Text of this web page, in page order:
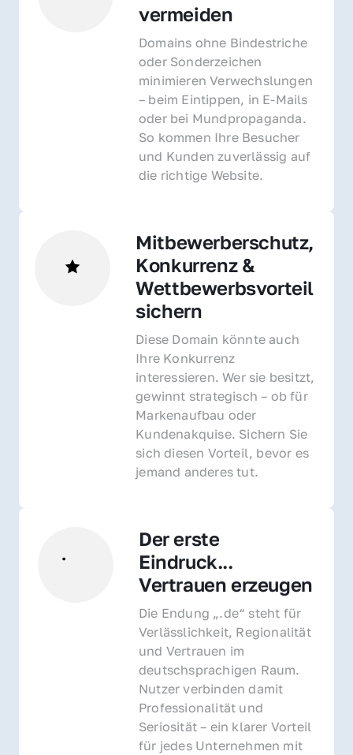
vermeiden
Domains ohne Bindestriche
oder Sonderzeichen
minimieren Verwechslungen
– beim Eintippen, in E-Mails
oder bei Mundpropaganda.
So kommen Ihre Besucher
und Kunden zuverlässig auf
die richtige Website.
Mitbewerberschutz,
Konkurrenz &
Wettbewerbsvorteil
sichern
Diese Domain könnte auch
Ihre Konkurrenz
interessieren. Wer sie besitzt,
gewinnt strategisch – ob für
Markenaufbau oder
Kundenakquise. Sichern Sie
sich diesen Vorteil, bevor es
jemand anderes tut.
Der erste
Eindruck...
Vertrauen erzeugen
Die Endung „.de“ steht für
Verlässlichkeit, Regionalität
und Vertrauen im
deutschsprachigen Raum.
Nutzer verbinden damit
Professionalität und
Seriosität – ein klarer Vorteil
für jedes Unternehmen mit